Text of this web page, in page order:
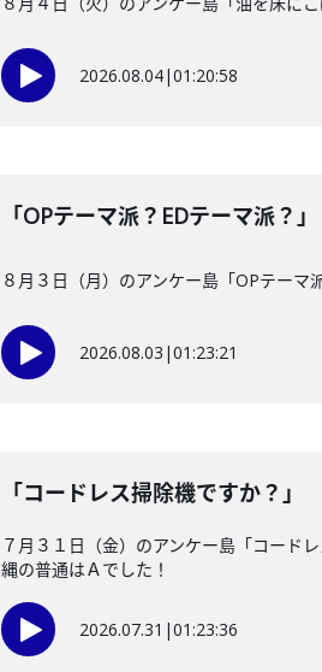
2026.08.04|01:20:58
「OPテーマ派？EDテーマ派？」
８月３日（月）のアンケー島「OPテー
2026.08.03 |01:23:21
「コードレス掃除機ですか？」
７月３１日（金）のアンケー島「コード
縄の普通はＡでした！
2026.07.31 |01:23:36